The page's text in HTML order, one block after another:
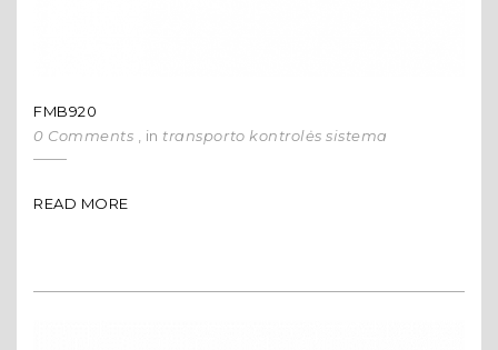
FMB920
0 Comments
, in transporto kontrolės sistema
READ MORE